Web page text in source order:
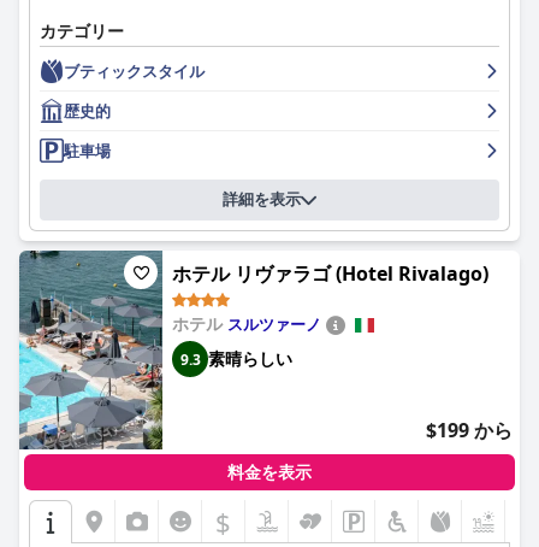
カテゴリー
ブティックスタイル
歴史的
駐車場
詳細を表示
ホテル リヴァラゴ (Hotel Rivalago)
ホテル スルツァーノ
9.3 素晴らしい
$199 から
料金を表示
$